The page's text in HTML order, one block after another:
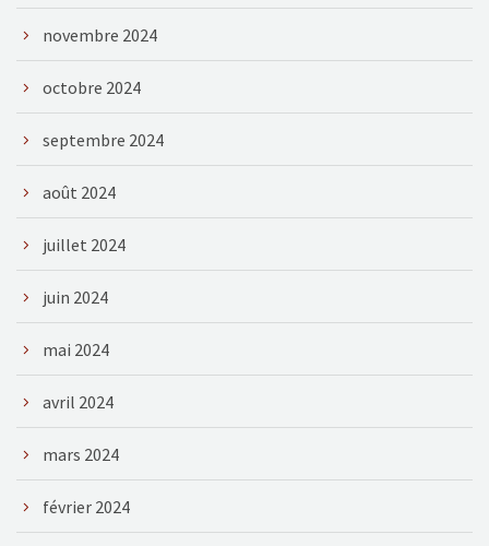
novembre 2024
octobre 2024
septembre 2024
août 2024
juillet 2024
juin 2024
mai 2024
avril 2024
mars 2024
février 2024